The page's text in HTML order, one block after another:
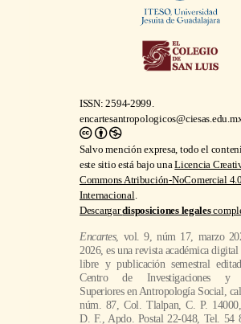
ISSN: 2594-2999.
Salvo mención expresa, todo el
este sitio está bajo unaLicencia
Commons Atribución-NoComercial 4.0
Internacional.
Descargardisposiciones legales
Encartes, vol. 9, núm 17, marzo
2026, es una revista académica digital
libre y publicación semestral
Centro de Investigaciones y
Superiores en Antropología Social,
núm. 87, Col. Tlalpan, C. P.
D. F., Apdo. Postal 22-048, Tel. 54